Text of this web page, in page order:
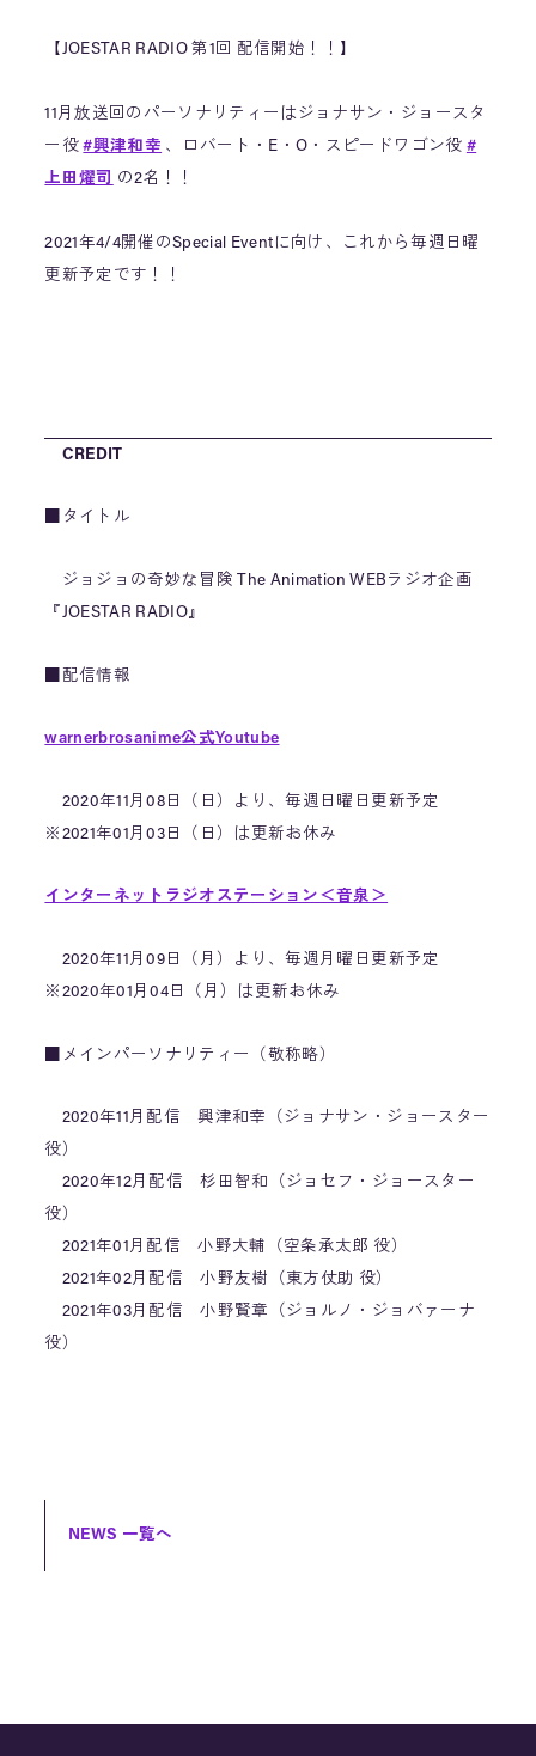
【JOESTAR RADIO 第1回 配信開始！！】
11月放送回のパーソナリティーはジョナサン・ジョースタ
ー役#興津和幸 、ロバート・E・O・スピードワゴン役 #
上田燿司 の2名！！
2021年4/4開催のSpecial Eventに向け、これから毎週日曜
更新予定です！！
November 8, 2020
CREDIT
■タイトル
ジョジョの奇妙な冒険 The Animation WEBラジオ企画
『JOESTAR RADIO』
■配信情報
warnerbrosanime公式Youtube
2020年11月08日（日）より、毎週日曜日更新予定
※2021年01月03日（日）は更新お休み
インターネットラジオステーション＜音泉＞
2020年11月09日（月）より、毎週月曜日更新予定
※2020年01月04日（月）は更新お休み
■メインパーソナリティー（敬称略）
2020年11月配信 興津和幸（ジョナサン・ジョースター
役）
2020年12月配信 杉田智和（ジョセフ・ジョースター
役）
2021年01月配信 小野大輔（空条承太郎 役）
2021年02月配信 小野友樹（東方仗助 役）
2021年03月配信 小野賢章（ジョルノ・ジョバァーナ
役）
NEWS 一覧へ